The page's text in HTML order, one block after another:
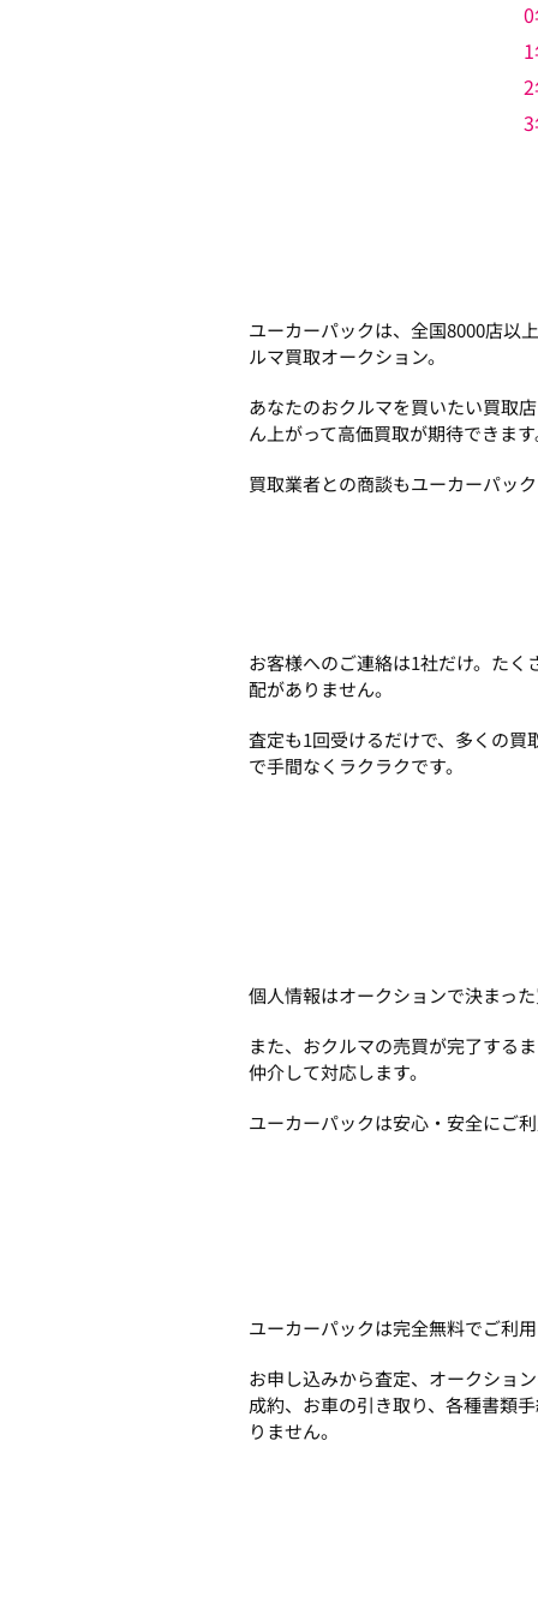
ユーカーパックは、全国8000店以
ルマ買取オークション。
あなたのおクルマを買いたい買取
ん上がって高価買取が期待できま
買取業者との商談もユーカーパッ
お客様へのご連絡は1社だけ。た
配がありません。
査定も1回受けるだけで、多くの
で手間なくラクラクです。
個人情報はオークションで決まっ
また、おクルマの売買が完了する
仲介して対応します。
ユーカーパックは安心・安全にご
ユーカーパックは完全無料でご利
お申し込みから査定、オークショ
成約、お車の引き取り、各種書類
りません。